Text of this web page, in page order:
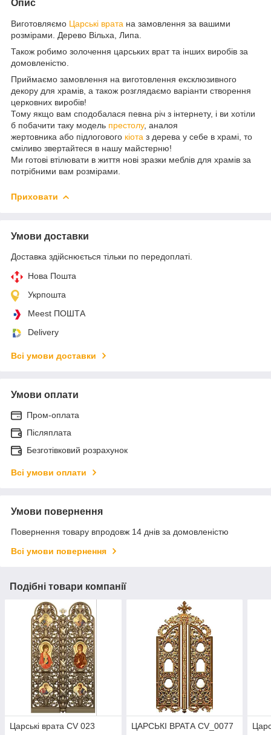
Опис
Виготовляємо Царські врата на замовлення за вашими
розмірами. Дерево Вільха, Липа.
Також робимо золочення царських врат та інших виробів за
домовленістю.
Приймаємо замовлення на виготовлення ексклюзивного
декору для храмів, а також розглядаємо варіанти створення
церковних виробів!
Тому якщо вам сподобалася певна річ з інтернету, і ви хотіли
б побачити таку модель престолу, аналоя
жертовника або підлогового кіота з дерева у себе в храмі, то
сміливо звертайтеся в нашу майстерню!
Ми готові втілювати в життя нові зразки меблів для храмів за
потрібними вам розмірами.
Приховати
Умови доставки
Доставка здійснюється тільки по передоплаті.
Нова Пошта
Укрпошта
Meest ПОШТА
Delivery
Всі умови доставки
Умови оплати
Пром-оплата
Післяплата
Безготівковий розрахунок
Всі умови оплати
Умови повернення
Повернення товару впродовж 14 днів за домовленістю
Всі умови повернення
Подібні товари компанії
Царські врата CV 023 ЦАРСЬКІ ВРАТА CV_0077